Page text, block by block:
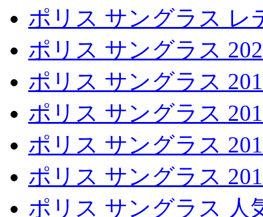
ポリス サングラス レ
ポリス サングラス
ポリス サングラス
ポリス サングラス
ポリス サングラス
ポリス サングラス
ポリス サングラス 人